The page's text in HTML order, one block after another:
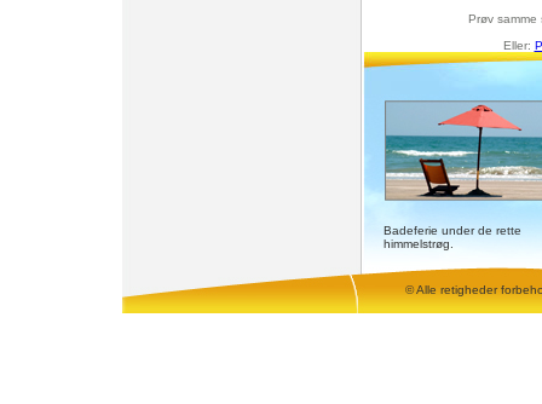
Prøv
Eller:
Badeferie under de rette
himmelstrøg.
© Alle retigheder